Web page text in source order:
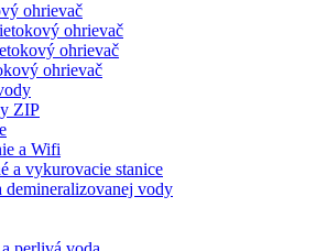
ohrievač
ohrievač
ohrievač
ohrievač
ZIP
a Wifi
a vykurovacie stanice
demineralizovanej vody